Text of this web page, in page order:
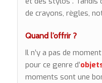
de crayons, règles,
Quand l’offrir ?
Il n’y a pas de
pour ce genre d’
moments sont une